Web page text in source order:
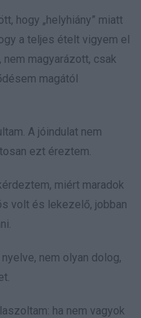
hogy „helyhiány” miatt
a teljes ételt vigyem el
magyarázott, csak
magától
A jóindulat nem
ezt éreztem.
miért maradok
volt és lekezelő, jobban
nem olyan dolog,
ha nem vagyok